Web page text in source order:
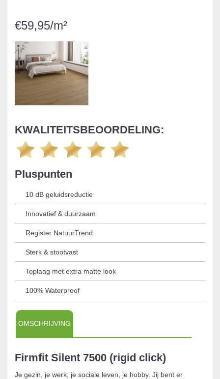
€59,95/m²
KWALITEITSBEOORDELING:
Pluspunten
10 dB geluidsreductie
Innovatief & duurzaam
Register NatuurTrend
Sterk & stootvast
Toplaag met extra matte look
100% Waterproof
OMSCHRIJVING
Firmfit Silent 7500 (rigid click)
Je gezin, je werk, je sociale leven, je hobby. Jij bent er